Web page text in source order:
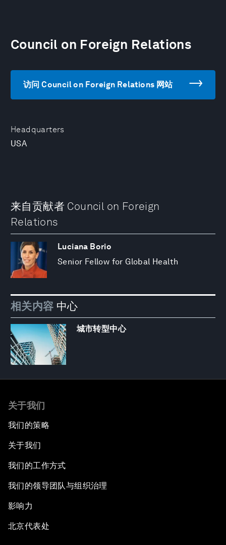
Headquarters
USA
Council on Foreign Relations
访问 Council on Foreign Relations 网站
来自贡献者 Council on Foreign
Relations
Luciana Borio
Senior Fellow for Global Health
相关内容 中心
城市转型中心
关于我们
我们的策略
关于我们
我们的工作方式
我们的领导团队与组织治理
影响力
北京代表处